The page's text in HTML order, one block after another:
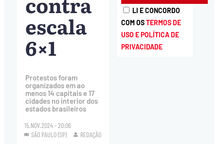
escala
6×1
Protestos foram
organizados em ao
menos 14 capitais e 17
cidades no interior dos
estados brasileiros
15.NOV.2024 - 20:06
SÃO PAULO (SP)
REDAÇÃO
LI E CONCORDO
COM OSTERMOS DE
USO E POLÍTICA DE
PRIVACIDADE